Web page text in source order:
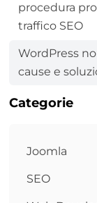
procedura
traffico SEO
WordPress
cause e
Categorie
Joomla
SEO